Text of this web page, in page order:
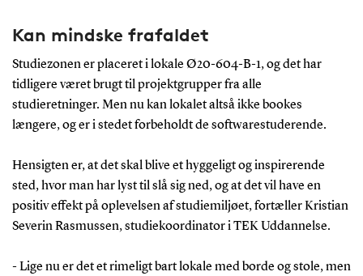
Kan mindske frafaldet
Studiezonen er placeret i lokale Ø20-604-B-1, og det har
tidligere været brugt til projektgrupper fra alle
studieretninger. Men nu kan lokalet altså ikke bookes
længere, og er i stedet forbeholdt de softwarestuderende.
Hensigten er, at det skal blive et hyggeligt og inspirerende
sted, hvor man har lyst til slå sig ned, og at det vil have en
positiv effekt på oplevelsen af studiemiljøet, fortæller Kristian
Severin Rasmussen, studiekoordinator i TEK Uddannelse.
- Lige nu er det et rimeligt bart lokale med borde og stole, men